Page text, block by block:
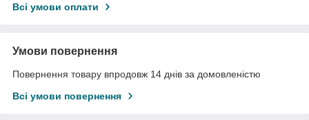
Всі умови оплати
Умови повернення
Повернення товару впродовж 14 днів за домовленістю
Всі умови повернення